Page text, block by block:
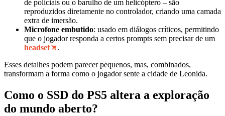
de policiais ou o barulho de um helicóptero – são
reproduzidos diretamente no controlador, criando uma camada
extra de imersão.
Microfone embutido: usado em diálogos críticos, permitindo
que o jogador responda a certos prompts sem precisar de um
headset
.
Esses detalhes podem parecer pequenos, mas, combinados,
transformam a forma como o jogador sente a cidade de Leonida.
Como o SSD do PS5 altera a exploração
do mundo aberto?